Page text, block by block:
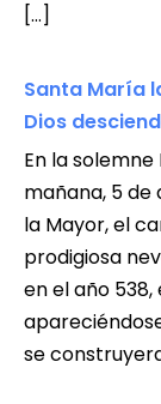
[…]
Santa María
Dios
En la
mañana, 5 de
la Mayor, el
prodigiosa
en el año
se